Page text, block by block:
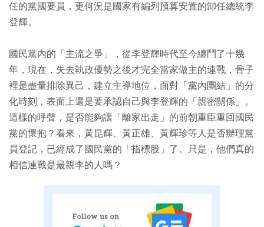
任的黨國要員，更何況是國家有編列預算安置的卸任總統李
登輝。
國民黨內的「主流之爭」，從李登輝時代至今纏鬥了十幾
年，現在，失去執政優勢之後才完全當家做主的連戰，骨子
裡是盡量排除異己，建立主導地位，面對「黨內團結」的分
化時刻，表面上還是要承認自己與李登輝的「親密關係」。
這樣的呼聲，是否能夠讓「離家出走」的前朝重臣重回國民
黨的懷抱？看來，黃昆輝、黃正雄、黃輝珍等人是否辦理黨
員登記，已經成了國民黨的「指標股」了。只是，他們真的
相信連戰是最親李的人嗎？